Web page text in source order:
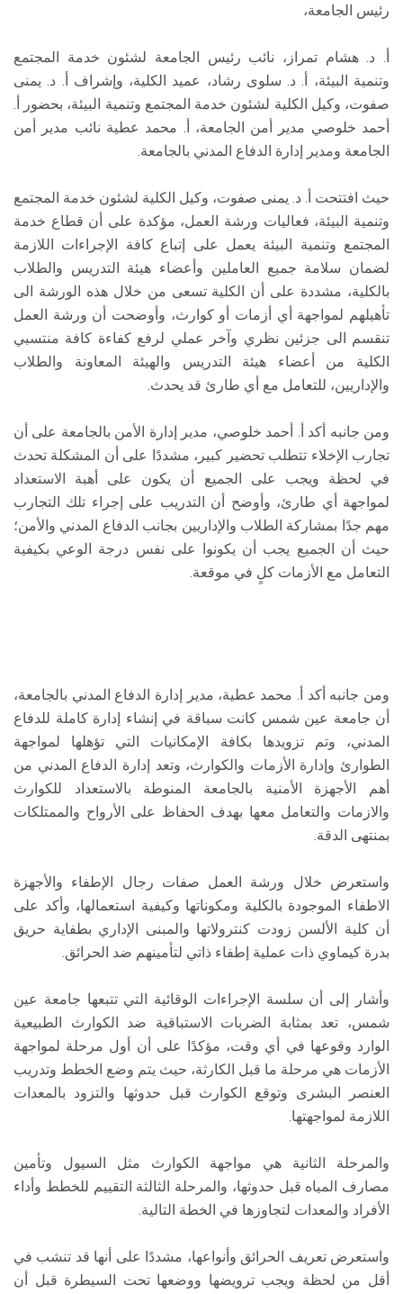
رئيس الجامعة،
أ. د. هشام تمراز، نائب رئيس الجامعة لشئون خدمة المجتمع
وتنمية البيئة، أ. د. سلوى رشاد، عميد الكلية، وإشراف أ. د. يمنى
صفوت، وكيل الكلية لشئون خدمة المجتمع وتنمية البيئة، بحضور أ.
أحمد خلوصي مدير أمن الجامعة، أ. محمد عطية نائب مدير أمن
الجامعة ومدير إدارة الدفاع المدني بالجامعة.
حيث افتتحت أ. د. يمنى صفوت، وكيل الكلية لشئون خدمة المجتمع
وتنمية البيئة، فعاليات ورشة العمل، مؤكدة على أن قطاع خدمة
المجتمع وتنمية البيئة يعمل على إتباع كافة الإجراءات اللازمة
لضمان سلامة جميع العاملين وأعضاء هيئة التدريس والطلاب
بالكلية، مشددة على أن الكلية تسعى من خلال هذه الورشة الى
تأهيلهم لمواجهة أي أزمات أو كوارث، وأوضحت أن ورشة العمل
تنقسم الى جزئين نظري وآخر عملي لرفع كفاءة كافة منتسبي
الكلية من أعضاء هيئة التدريس والهيئة المعاونة والطلاب
والإداريين، للتعامل مع أي طارئ قد يحدث.
ومن جانبه أكد أ. أحمد خلوصي، مدير إدارة الأمن بالجامعة على أن
تجارب الإخلاء تتطلب تحضير كبير، مشددًا على أن المشكلة تحدث
في لحظة ويجب على الجميع أن يكون على أهبة الاستعداد
لمواجهة أي طارئ، وأوضح أن التدريب على إجراء تلك التجارب
مهم جدًا بمشاركة الطلاب والإداريين بجانب الدفاع المدني والأمن؛
حيث أن الجميع يجب أن يكونوا على نفس درجة الوعي بكيفية
التعامل مع الأزمات كلٍ في موقعة.
ومن جانبه أكد أ. محمد عطية، مدير إدارة الدفاع المدني بالجامعة،
أن جامعة عين شمس كانت سباقة في إنشاء إدارة كاملة للدفاع
المدني، وتم تزويدها بكافة الإمكانيات التي تؤهلها لمواجهة
الطوارئ وإدارة الأزمات والكوارث، وتعد إدارة الدفاع المدني من
أهم الأجهزة الأمنية بالجامعة المنوطة بالاستعداد للكوارث
والازمات والتعامل معها بهدف الحفاظ على الأرواح والممتلكات
بمنتهى الدقة.
واستعرض خلال ورشة العمل صفات رجال الإطفاء والأجهزة
الاطفاء الموجودة بالكلية ومكوناتها وكيفية استعمالها، وأكد على
أن كلية الألسن زودت كنترولاتها والمبنى الإداري بطفاية حريق
بدرة كيماوي ذات عملية إطفاء ذاتي لتأمينهم ضد الحرائق.
وأشار إلى أن سلسة الإجراءات الوقائية التي تتبعها جامعة عين
شمس، تعد بمثابة الضربات الاستباقية ضد الكوارث الطبيعية
الوارد وقوعها في أي وقت، مؤكدًا على أن أول مرحلة لمواجهة
الأزمات هي مرحلة ما قبل الكارثة، حيث يتم وضع الخطط وتدريب
العنصر البشرى وتوقع الكوارث قبل حدوثها والتزود بالمعدات
اللازمة لمواجهتها.
والمرحلة الثانية هي مواجهة الكوارث مثل السيول وتأمين
مصارف المياه قبل حدوثها، والمرحلة الثالثة التقييم للخطط وأداء
الأفراد والمعدات لتجاوزها في الخطة التالية.
واستعرض تعريف الحرائق وأنواعها، مشددًا على أنها قد تنشب في
أقل من لحظة ويجب ترويضها ووضعها تحت السيطرة قبل أن